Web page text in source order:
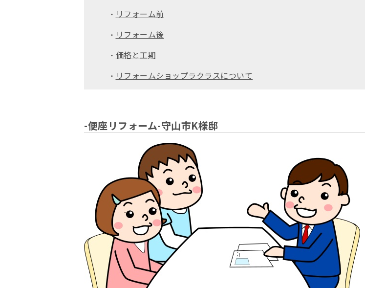
・ リフォーム前
・ リフォーム後
・ 価格と工期
・ リフォームショップラクラスについて
-便座リフォーム-守山市K様邸